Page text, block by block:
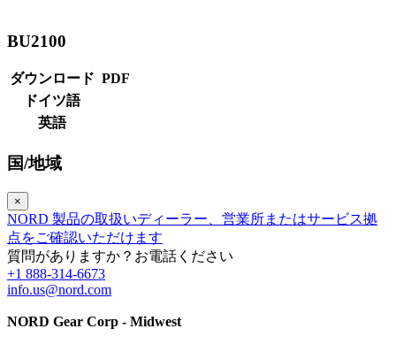
BU2100
ダウンロード PDF
ドイツ語
英語
国/地域
×
NORD 製品の取扱いディーラー、営業所またはサービス拠
点をご確認いただけます
質問がありますか？お電話ください
+1 888-314-6673
info.us@nord.com
NORD Gear Corp - Midwest